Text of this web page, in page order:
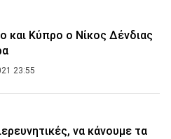
και Κύπρο ο Νίκος Δένδιας
23:55
να κάνουμε τα